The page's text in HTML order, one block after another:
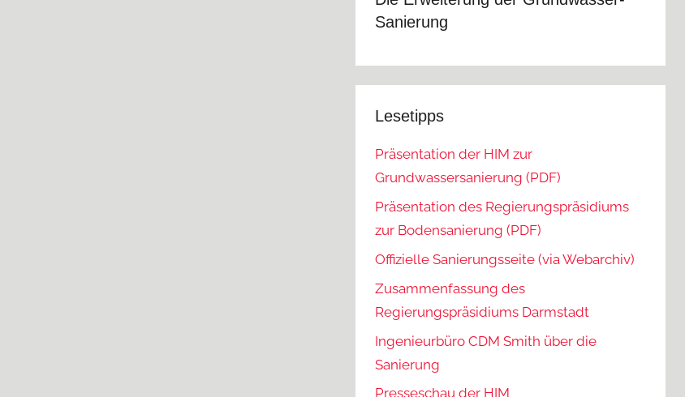
Sanierung
Lesetipps
Präsentation der HIM zur
Grundwassersanierung (PDF)
Präsentation des Regierungspräsidiums
zur Bodensanierung (PDF)
Offizielle Sanierungsseite (via Webarchiv)
Zusammenfassung des
Regierungspräsidiums Darmstadt
Ingenieurbüro CDM Smith über die
Sanierung
Presseschau der HIM